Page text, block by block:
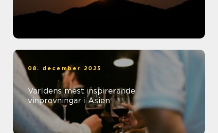
08. december 2025
Världens mest inspirerande
vinprovningar i Asien